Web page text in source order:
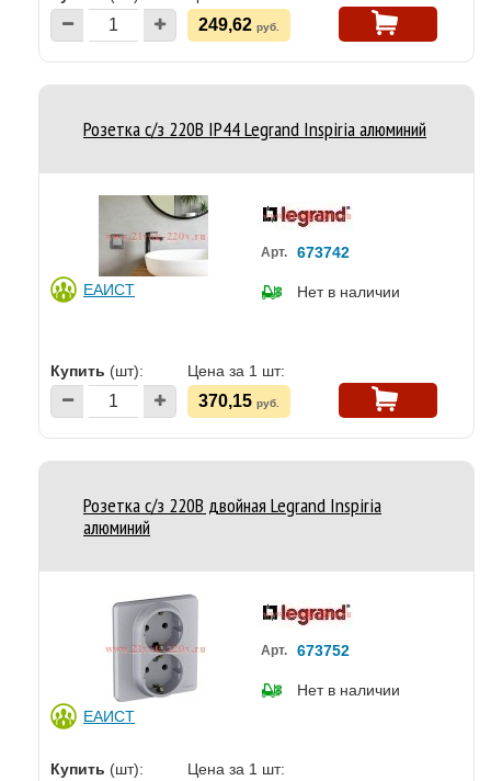
249,62 руб.
Розетка с/з 220В IP44 Legrand Inspiria алюминий
ЕАИСТ
Арт. 673742
Нет в наличии
Купить (шт): Цена за 1 шт:
370,15 руб.
Розетка с/з 220В двойная Legrand Inspiria
алюминий
ЕАИСТ
Арт. 673752
Нет в наличии
Купить (шт): Цена за 1 шт: